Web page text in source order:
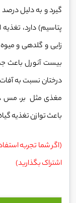
گیرد و به دلیل
پتاسیم) دارد،
زایی و گلدهی و
بیست آنورل باعث
مغذی مثل بر، مس ،
باعث توازن تغذیه
(اگر شما تجربه
اشتراک بگذارید)